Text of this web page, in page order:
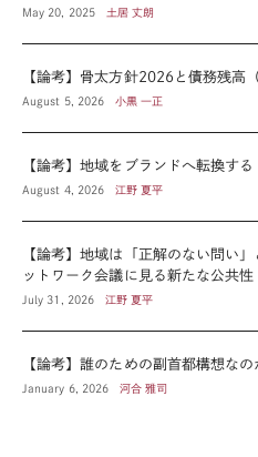
May 20, 2025 土居 丈朗
【論考】骨太方針2026と債務残高
August 5, 2026 小黒 一正
【論考】地域をブランドへ転換す
August 4, 2026 江野 夏平
【論考】地域は「正解のない問い
ットワーク会議に見る新たな公共
July 31, 2026 江野 夏平
【論考】誰のための副首都構想な
January 6, 2026 河合 雅司